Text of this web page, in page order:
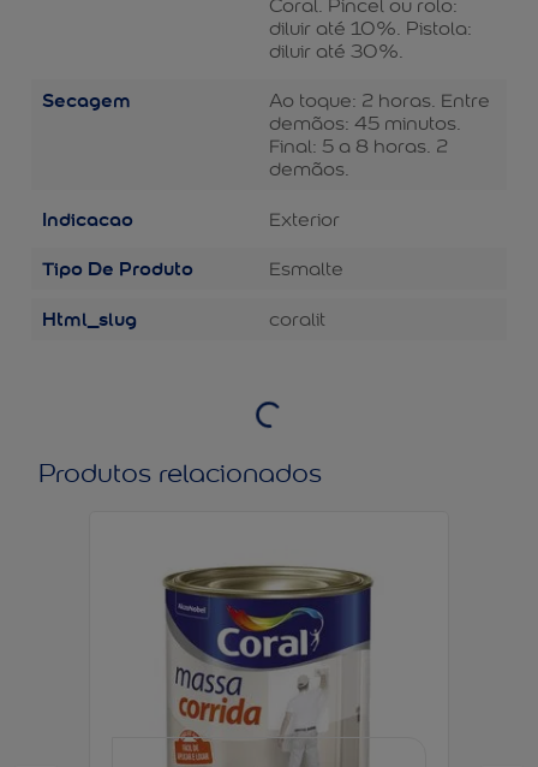
Coral. Pincel ou rolo:
diluir até 10%. Pistola:
diluir até 30%.
Secagem
Ao toque: 2 horas. Entre
demãos: 45 minutos.
Final: 5 a 8 horas. 2
demãos.
Indicacao Exterior
Tipo De Produto Esmalte
Html_slug coralit
Produtos relacionados